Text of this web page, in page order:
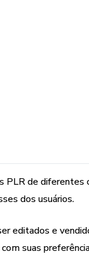
ou
terá acesso a
PLR de
dos usuários.
editados e
suas